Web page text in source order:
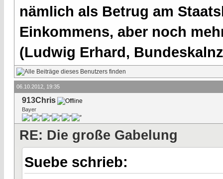
nämlich als Betrug am
Einkommens, aber noch
(Ludwig Erhard,
06.10.2012, 19:35
913Chris
Bayer
RE: Die große Gabelung
Suebe schrieb: